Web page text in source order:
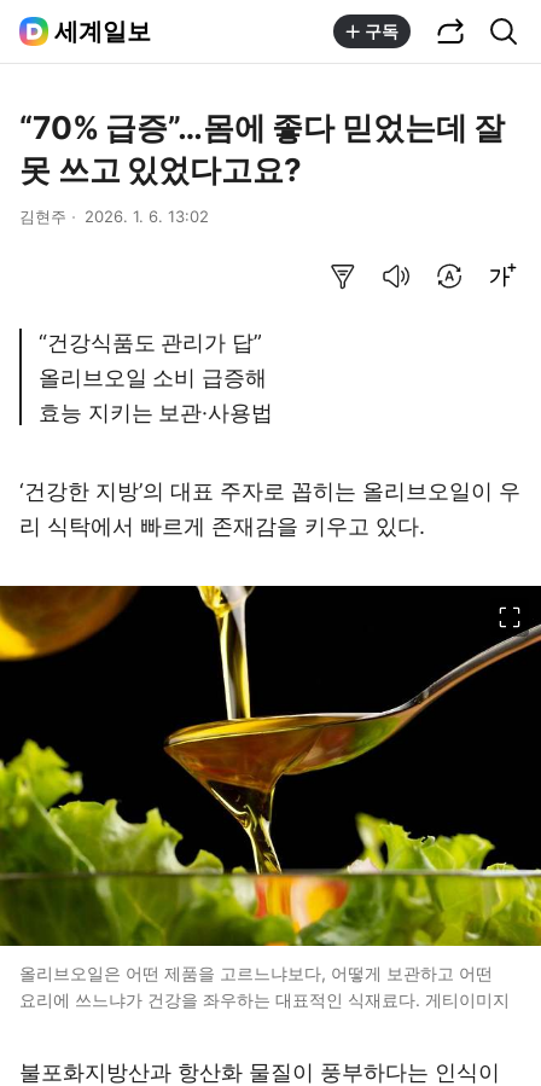
세계일보 구독
“70% 급증”…몸에 좋다 믿었는데 잘
못 쓰고 있었다고요?
김현주 2026. 1. 6. 13:02
“건강식품도 관리가 답”
올리브오일 소비 급증해
효능 지키는 보관·사용법
‘건강한 지방’의 대표 주자로 꼽히는 올리브오일이 우
리 식탁에서 빠르게 존재감을 키우고 있다.
올리브오일은 어떤 제품을 고르느냐보다, 어떻게 보관하고 어떤
요리에 쓰느냐가 건강을 좌우하는 대표적인 식재료다. 게티이미지
불포화지방산과 항산화 물질이 풍부하다는 인식이